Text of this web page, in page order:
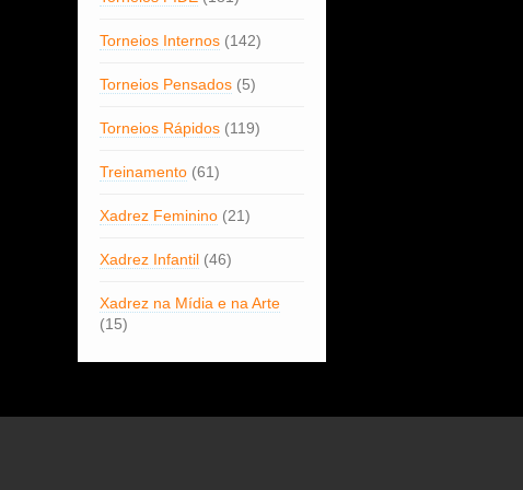
Torneios Internos(142)
Torneios Pensados(5)
Torneios Rápidos(119)
Treinamento(61)
Xadrez Feminino(21)
Xadrez Infantil(46)
Xadrez na Mídia e na Arte
(15)